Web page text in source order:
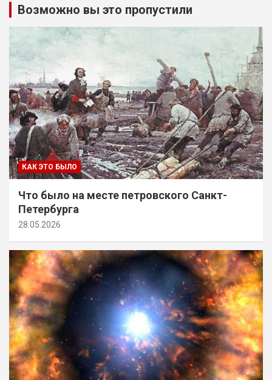
Возможно вы это пропустили
КАК ЭТО БЫЛО
Что было на месте петровского Санкт-
Петербурга
28.05.2026